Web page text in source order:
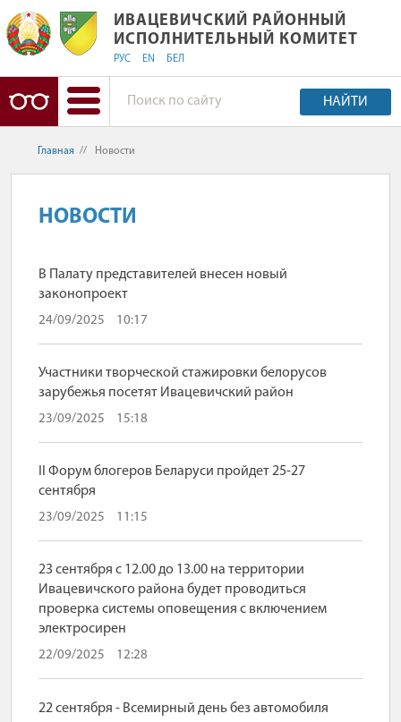
ИВАЦЕВИЧСКИЙ РАЙОННЫЙ
ИВАЦЕВИЧСКИЙ РАЙОННЫЙ
ИСПОЛНИТЕЛЬНЫЙ КОМИТЕТ
РУС EN БЕЛ
НАЙТИ
Главная // Новости
НОВОСТИ
В Палату представителей внесен новый
законопроект
24/09/2025 10:17
Участники творческой стажировки белорусов
зарубежья посетят Ивацевичский район
23/09/2025 15:18
II Форум блогеров Беларуси пройдет 25-27
сентября
23/09/2025 11:15
23 сентября с 12.00 до 13.00 на территории
Ивацевичского района будет проводиться
проверка системы оповещения с включением
электросирен
22/09/2025 12:28
22 сентября - Всемирный день без автомобиля